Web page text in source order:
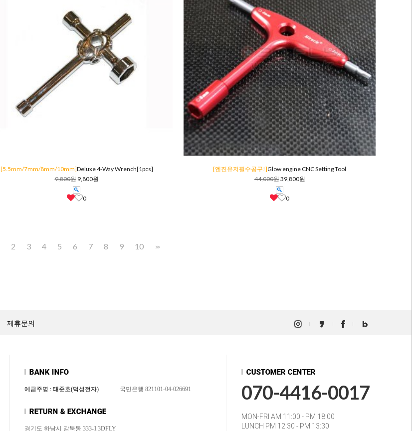
[5.5mm/7mm/8mm/10mm]Deluxe 4-Way Wrench[1pcs]
9,800원 9,800원
0
[엔진유저필수공구!]Glow engine CNC Setting Tool
44,000원39,800원
0
2 3 4 5 6 7 8 9 10 >>
제휴문의
예금주명 : 태준호(덕성전자) 국민은행 821101-04-026691
경기도 하남시 감북동 333-1 3DFLY
070-4416-0017
MON-FRI AM 11:00 - PM 18:00
LUNCH PM 12:30 - PM 13:30